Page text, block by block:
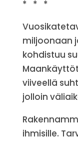
* * *
miljoonaan
kohdistuu
viiveellä
jolloin
ihmisille.